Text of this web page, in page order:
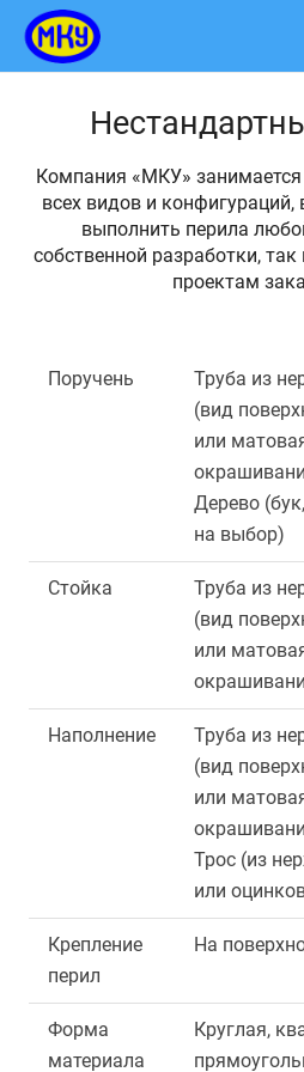
Компания «МКУ» занимается
всех видов и
выполнить перила
собственной разработки,
проектам
Поручень
Труба из
(вид
или
Дерево
на выбор)
Стойка
Труба из
(вид
или
Наполнение
Труба из
(вид
или
Трос (из
или
Крепление
перил
На
Форма
материала
Круглая,